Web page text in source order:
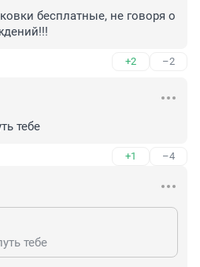
бесплатные, не говоря о
+2 –2
тебе
+1 –4
тебе